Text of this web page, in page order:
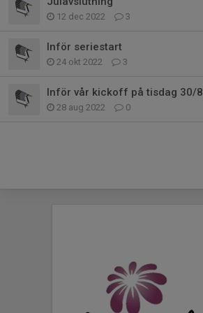
12 dec 2022 3
Inför seriestart
24 okt 2022 3
Inför vår kickoff på tisdag 30/8
28 aug 2022 0